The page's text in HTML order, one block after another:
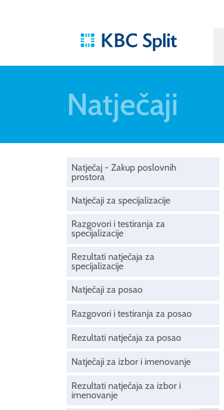
Natječaji
Natječaj - Zakup poslovnih
prostora
Natječaji za specijalizacije
Razgovori i testiranja za
specijalizacije
Rezultati natječaja za
specijalizacije
Natječaji za posao
Razgovori i testiranja za posao
Rezultati natječaja za posao
Natječaji za izbor i imenovanje
Rezultati natječaja za izbor i
imenovanje